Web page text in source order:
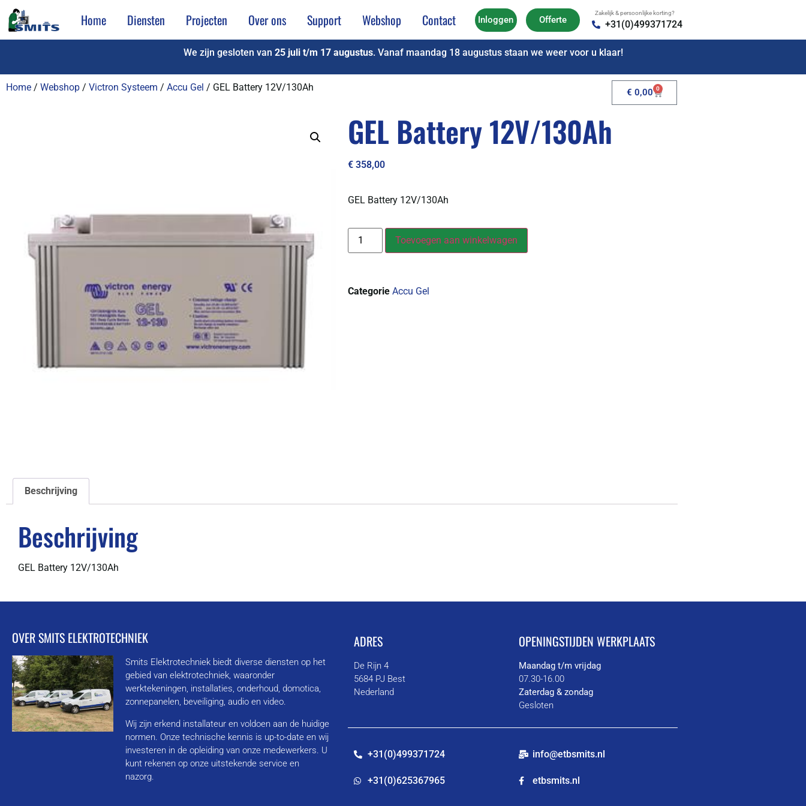
Home Diensten Projecten Over ons Support Webshop Contact Inloggen Offerte
Zakelijk & persoonlijke korting?
+31(0)499371724
We zijn gesloten van 25 juli t/m 17 augustus. Vanaf maandag 18 augustus staan we weer voor u klaar!
Home / Webshop / Victron Systeem / Accu Gel / GEL Battery 12V/130Ah € 0,00 0
GEL Battery 12V/130Ah
€ 358,00
GEL Battery 12V/130Ah
Toevoegen aan winkelwagen
Categorie Accu Gel
Beschrijving
Beschrijving
GEL Battery 12V/130Ah
OVER SMITS ELEKTROTECHNIEK
Smits Elektrotechniek biedt diverse diensten op het
gebied van elektrotechniek, waaronder
werktekeningen, installaties, onderhoud, domotica,
zonnepanelen, beveiliging, audio en video.
Wij zijn erkend installateur en voldoen aan de huidige
normen. Onze technische kennis is up-to-date en wij
investeren in de opleiding van onze medewerkers. U
kunt rekenen op onze uitstekende service en
nazorg.
ADRES
De Rijn 4
5684 PJ Best
Nederland
OPENINGSTIJDEN WERKPLAATS
Maandag t/m vrijdag
07.30-16.00
Zaterdag & zondag
Gesloten
+31(0)499371724
+31(0)625367965
info@etbsmits.nl
etbsmits.nl